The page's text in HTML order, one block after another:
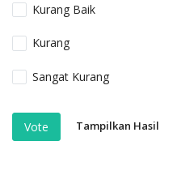
Kurang Baik
Kurang
Sangat Kurang
Vote Tampilkan Hasil